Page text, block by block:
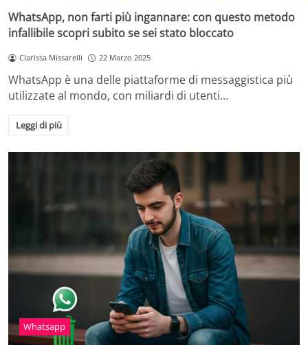
WhatsApp, non farti più ingannare: con questo metodo
infallibile scopri subito se sei stato bloccato
Clarissa Missarelli 22 Marzo 2025
WhatsApp è una delle piattaforme di messaggistica più
utilizzate al mondo, con miliardi di utenti…
Leggi di più
Whatsapp